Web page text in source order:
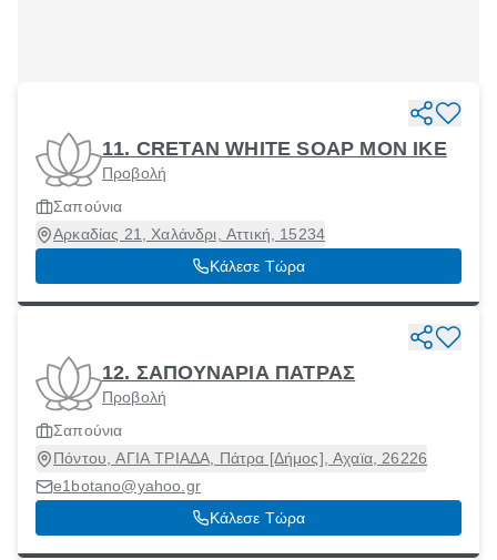
11. CRETAN WHITE SOAP MON ΙΚΕ
Προβολή
Σαπούνια
Αρκαδίας 21, Χαλάνδρι, Αττική, 15234
Κάλεσε Τώρα
12. ΣΑΠΟΥΝΑΡΙΑ ΠΑΤΡΑΣ
Προβολή
Σαπούνια
Πόντου, ΑΓΙΑ ΤΡΙΑΔΑ, Πάτρα [Δήμος], Αχαϊα, 26226
e1botano@yahoo.gr
Κάλεσε Τώρα